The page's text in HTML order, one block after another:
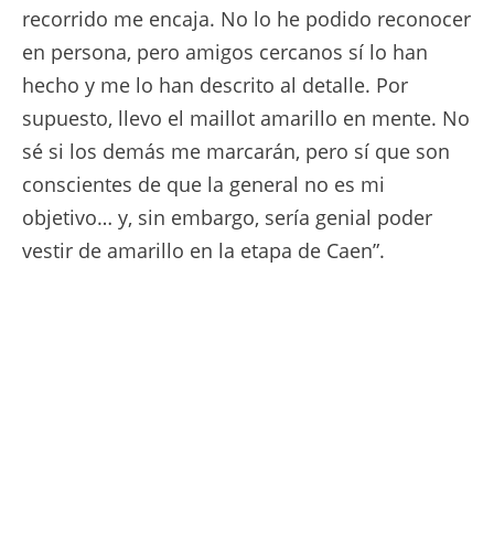
recorrido me encaja. No lo he podido reconocer
en persona, pero amigos cercanos sí lo han
hecho y me lo han descrito al detalle. Por
supuesto, llevo el maillot amarillo en mente. No
sé si los demás me marcarán, pero sí que son
conscientes de que la general no es mi
objetivo… y, sin embargo, sería genial poder
vestir de amarillo en la etapa de Caen”.